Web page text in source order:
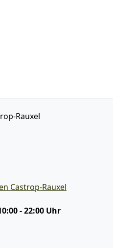
Rauxel
Castrop-Rauxel
- 22:00 Uhr